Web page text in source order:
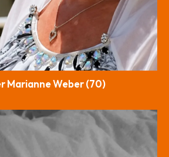
Marianne Weber (70)